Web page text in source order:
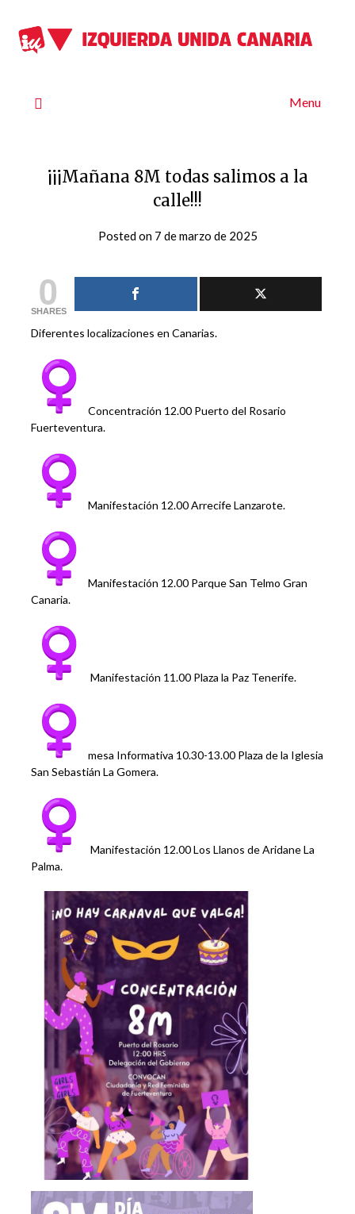
content
Menu
¡¡¡Mañana 8M todas salimos a la
calle!!!
Posted on 7 de marzo de 2025
0
SHARES
Diferentes localizaciones en Canarias.
Concentración 12.00 Puerto del Rosario
Fuerteventura.
Manifestación 12.00 Arrecife Lanzarote.
Manifestación 12.00 Parque San Telmo Gran
Canaria.
Manifestación 11.00 Plaza la Paz Tenerife.
mesa Informativa 10.30-13.00 Plaza de la Iglesia
San Sebastián La Gomera.
Manifestación 12.00 Los Llanos de Aridane La
Palma.